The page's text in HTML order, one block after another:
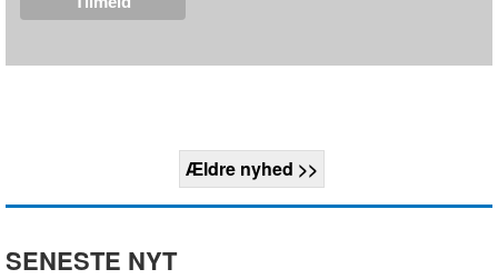
Ældre nyhed >>
SENESTE NYT